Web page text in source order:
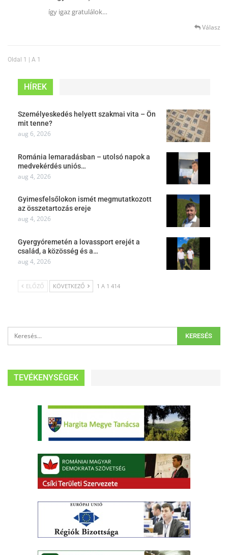
így igaz gratulálok…
Válasz
Oldal 1 | A 1
HÍREK
Személyeskedés helyett szakmai vita – Ön
mit tenne?
aug 6, 2026
Románia lemaradásban – utolsó napok a
medvekérdés uniós…
aug 4, 2026
Gyimesfelsőlokon ismét megmutatkozott
az összetartozás ereje
aug 4, 2026
Gyergyóremetén a lovassport erejét a
család, a közösség és a…
aug 4, 2026
ELŐZŐ KÖVETKEZŐ 1 A 1 414
TEVÉKENYSÉGEK